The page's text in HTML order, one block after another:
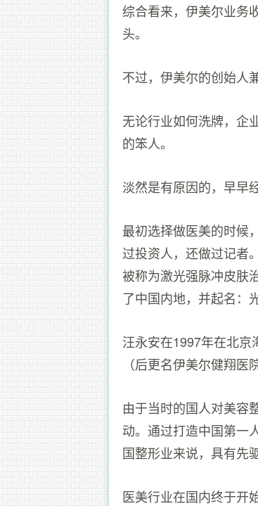
综合看来，伊美尔业务
头。
不过，伊美尔的创始人
无论行业如何洗牌，企
的笨人。
淡然是有原因的，早早
最初选择做医美的时候
过投资人，还做过记者
被称为激光强脉冲皮肤
了中国内地，并起名：
汪永安在1997年在北
（后更名伊美尔健翔
由于当时的国人对美容
动。通过打造中国第一
国整形业来说，具有先
医美行业在国内终于开